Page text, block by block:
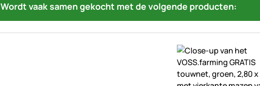
Wordt vaak samen gekocht met de volgende producten: